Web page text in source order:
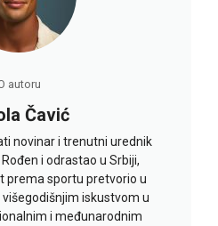
autoru
Čavić
novinar i trenutni urednik
i odrastao u Srbiji,
prema sportu pretvorio u
iskustvom u
i međunarodnim